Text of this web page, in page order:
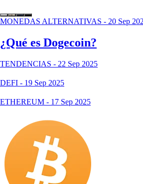
MONEDAS ALTERNATIVAS - 20 Sep
¿Qué es Dogecoin?
TENDENCIAS - 22 Sep 2025
DEFI - 19 Sep 2025
ETHEREUM - 17 Sep 2025